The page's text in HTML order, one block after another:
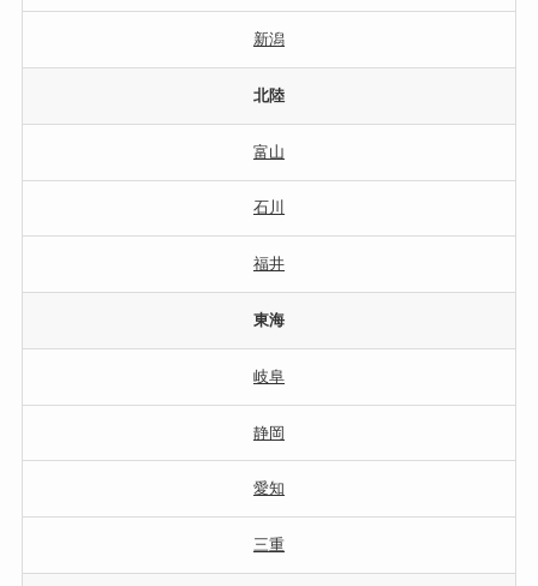
新潟
北陸
富山
石川
福井
東海
岐阜
静岡
愛知
三重